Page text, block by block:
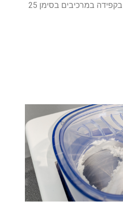
הקירור. מסיבה זו, הייתי צופה בקפידה במרכיבים בסימן 25